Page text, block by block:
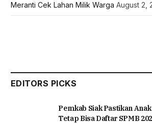
Meranti Cek Lahan Milik Warga August 2,
EDITORS PICKS
Pemkab Siak Pastikan
Tetap Bisa Daftar SPMB